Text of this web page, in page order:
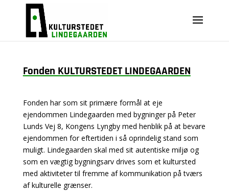
Fonden KULTURSTEDET LINDEGAARDEN
Fonden har som sit primære formål at eje
ejendommen Lindegaarden med bygninger på Peter
Lunds Vej 8, Kongens Lyngby med henblik på at bevare
ejendommen for eftertiden i så oprindelig stand som
muligt. Lindegaarden skal med sit autentiske miljø og
som en vægtig bygningsarv drives som et kultursted
med aktiviteter til fremme af kommunikation på tværs
af kulturelle grænser.